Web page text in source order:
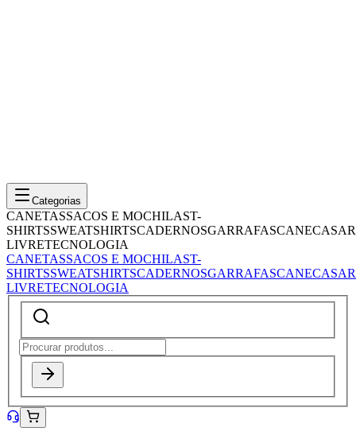
Categorias
CANETASSACOS E MOCHILAST-
SHIRTSSWEATSHIRTSCADERNOSGARRAFASCANECASAR
LIVRETECNOLOGIA
CANETASSACOS E MOCHILAST-
SHIRTSSWEATSHIRTSCADERNOSGARRAFASCANECASAR
LIVRETECNOLOGIA